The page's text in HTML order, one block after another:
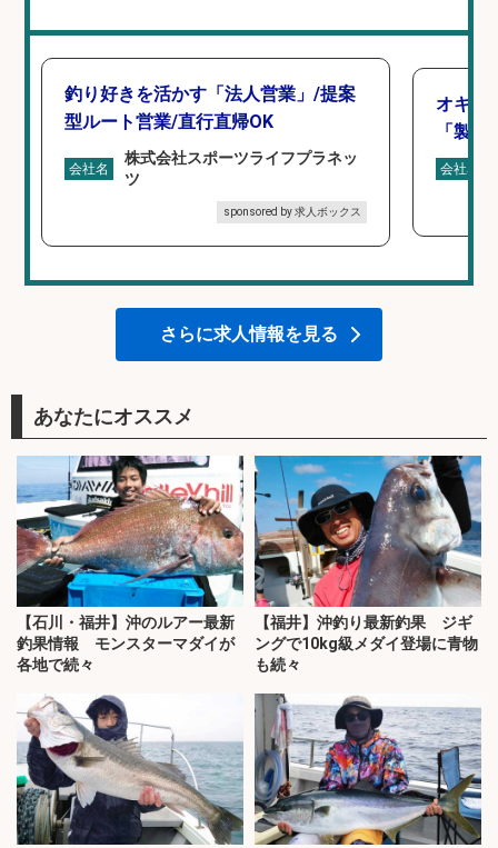
釣り好きを活かす「法人営業」/提案
型ルート営業/直行直帰OK
会社名
株式会社スポーツライフプラネッ
ツ
sponsored by 求人ボックス
オキア
「製
会社名
さらに求人情報を見る
あなたにオススメ
【石川・福井】沖のルアー最新
釣果情報 モンスターマダイが
各地で続々
【福井】沖釣り最新釣果 ジギ
ングで10kg級メダイ登場に青物
も続々